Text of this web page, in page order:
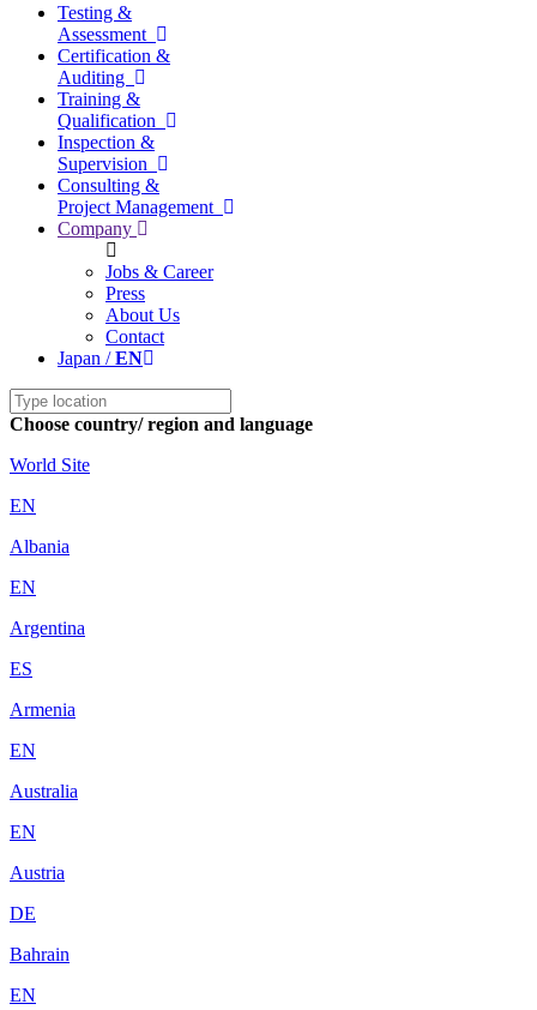
Testing &
Assessment
Certification &
Auditing
Training &
Qualification
Inspection &
Supervision
Consulting &
Project Management
Company
Jobs & Career
Press
About Us
Contact
Japan /EN
Choose country/ region and language
World Site
EN
Albania
EN
Argentina
ES
Armenia
EN
Australia
EN
Austria
DE
Bahrain
EN